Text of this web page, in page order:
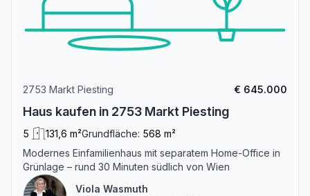
2753 Markt Piesting € 645.000
Haus kaufen in 2753 Markt Piesting
5 131,6 m²Grundfläche: 568 m²
Modernes Einfamilienhaus mit separatem Home-Office in
Grünlage – rund 30 Minuten südlich von Wien
Viola Wasmuth